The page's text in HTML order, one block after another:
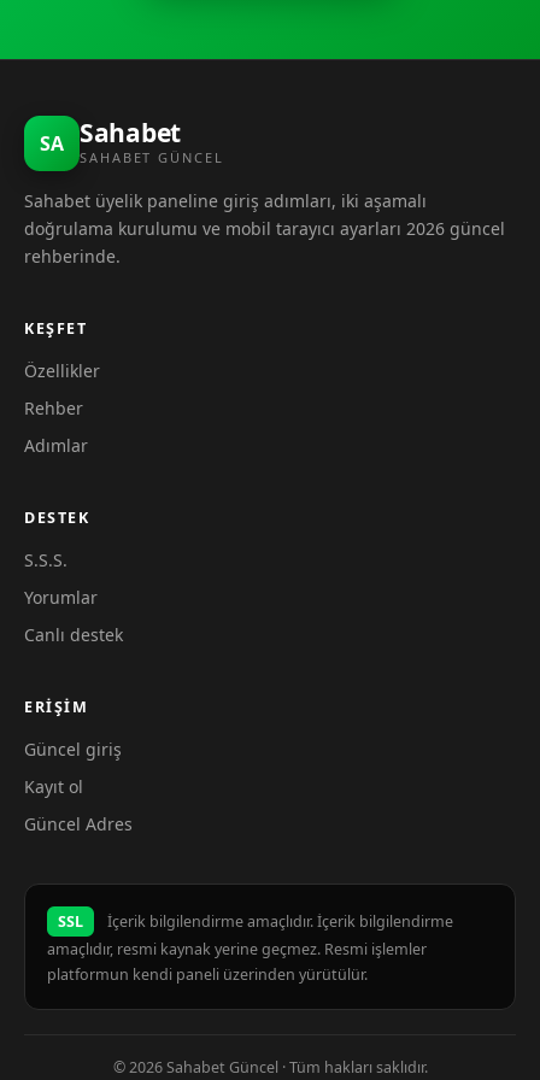
SA Sahabet
SAHABET GÜNCEL
Sahabet üyelik paneline giriş adımları, iki aşamalı
doğrulama kurulumu ve mobil tarayıcı ayarları 2026 güncel
rehberinde.
KEŞFET
Özellikler
Rehber
Adımlar
DESTEK
S.S.S.
Yorumlar
Canlı destek
ERIŞIM
Güncel giriş
Kayıt ol
Güncel Adres
SSL
İçerik bilgilendirme amaçlıdır. İçerik bilgilendirme
amaçlıdır, resmi kaynak yerine geçmez. Resmi işlemler
platformun kendi paneli üzerinden yürütülür.
© 2026 Sahabet Güncel · Tüm hakları saklıdır.